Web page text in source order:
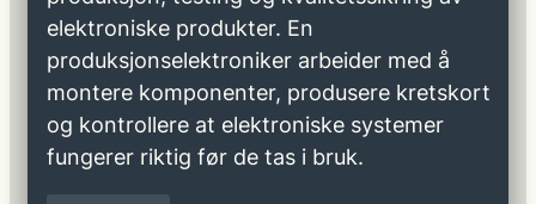
elektroniske produkter. En
produksjonselektroniker arbeider med å
montere komponenter, produsere kretskort
og kontrollere at elektroniske systemer
fungerer riktig før de tas i bruk.